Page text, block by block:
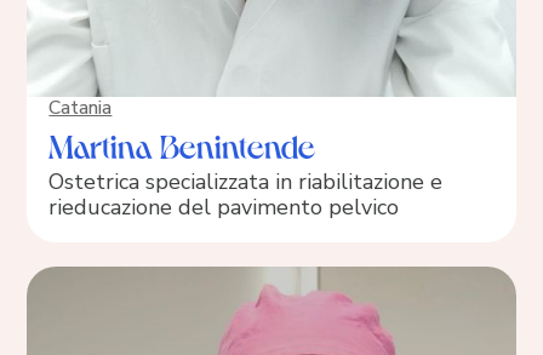
Catania
Martina Benintende
Ostetrica specializzata in riabilitazione e
rieducazione del pavimento pelvico